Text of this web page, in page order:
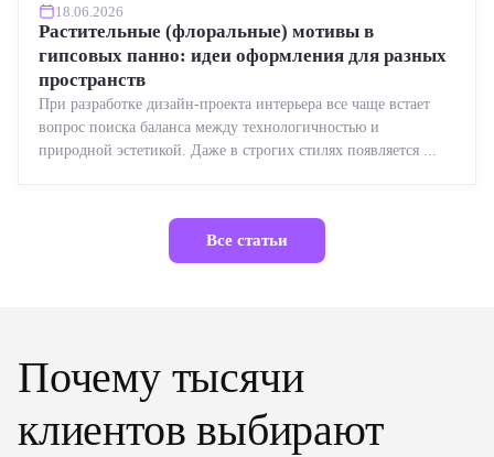
18.06.2026
Растительные (флоральные) мотивы в
гипсовых панно: идеи оформления для разных
пространств
При разработке дизайн-проекта интерьера все чаще встает
вопрос поиска баланса между технологичностью и
природной эстетикой. Даже в строгих стилях появляется ...
Все статьи
Почему тысячи
клиентов выбирают